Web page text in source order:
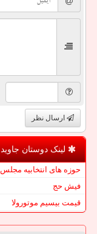
ارسال نظر
لینک دوستان
حوزه های انتخابیه مجلس
فیش حج
قیمت بیسیم موتورولا